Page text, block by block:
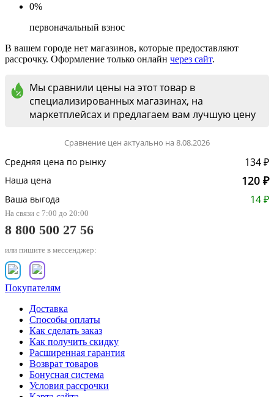
0%
первоначальный взнос
В вашем городе нет магазинов, которые предоставляют
рассрочку. Оформление только онлайн через сайт.
Мы сравнили цены на этот товар в
специализированных магазинах, на
маркетплейсах и предлагаем вам лучшую цену
Сравнение цен актуально на 8.08.2026
Средняя цена по рынку 134 ₽
Наша цена 120 ₽
Ваша выгода 14 ₽
На связи с 7:00 до 20:00
8 800 500 27 56
или пишите в мессенджер:
Покупателям
Доставка
Способы оплаты
Как сделать заказ
Как получить скидку
Расширенная гарантия
Возврат товаров
Бонусная система
Условия рассрочки